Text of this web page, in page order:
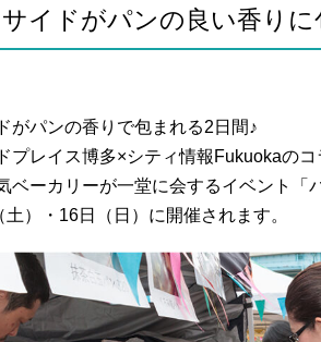
イドがパンの良い香りに
がパンの香りで包まれる2日間♪
プレイス博多×シティ情報Fukuokaのコ
ベーカリーが一堂に会するイベント「
）・16日（日）に開催されます。